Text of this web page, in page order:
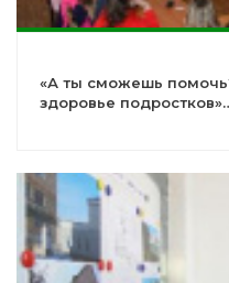
«А ты сможешь
здоровье